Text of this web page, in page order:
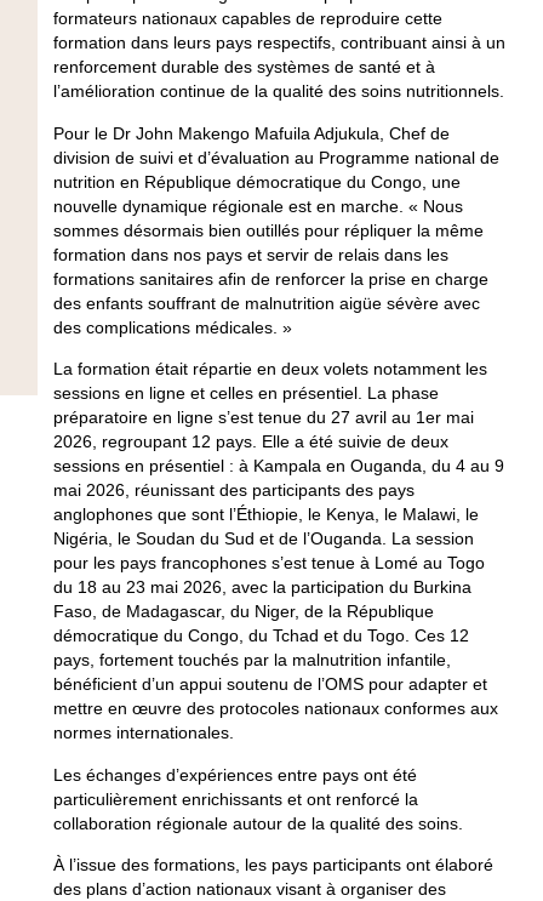
formateurs nationaux capables de reproduire cette
formation dans leurs pays respectifs, contribuant ainsi à un
renforcement durable des systèmes de santé et à
l’amélioration continue de la qualité des soins nutritionnels.
Pour le Dr John Makengo Mafuila Adjukula, Chef de
division de suivi et d’évaluation au Programme national de
nutrition en République démocratique du Congo, une
nouvelle dynamique régionale est en marche. « Nous
sommes désormais bien outillés pour répliquer la même
formation dans nos pays et servir de relais dans les
formations sanitaires afin de renforcer la prise en charge
des enfants souffrant de malnutrition aigüe sévère avec
des complications médicales. »
La formation était répartie en deux volets notamment les
sessions en ligne et celles en présentiel. La phase
préparatoire en ligne s’est tenue du 27 avril au 1er mai
2026, regroupant 12 pays. Elle a été suivie de deux
sessions en présentiel : à Kampala en Ouganda, du 4 au 9
mai 2026, réunissant des participants des pays
anglophones que sont l’Éthiopie, le Kenya, le Malawi, le
Nigéria, le Soudan du Sud et de l’Ouganda. La session
pour les pays francophones s’est tenue à Lomé au Togo
du 18 au 23 mai 2026, avec la participation du Burkina
Faso, de Madagascar, du Niger, de la République
démocratique du Congo, du Tchad et du Togo. Ces 12
pays, fortement touchés par la malnutrition infantile,
bénéficient d’un appui soutenu de l’OMS pour adapter et
mettre en œuvre des protocoles nationaux conformes aux
normes internationales.
Les échanges d’expériences entre pays ont été
particulièrement enrichissants et ont renforcé la
collaboration régionale autour de la qualité des soins.
À l’issue des formations, les pays participants ont élaboré
des plans d’action nationaux visant à organiser des